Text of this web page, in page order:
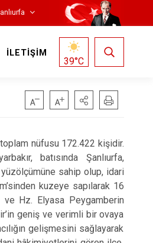
İLETİŞİM
39°C
nüfusu 172.422 kişidir.
batısında Şanlıurfa,
yüzölçümüne sahip olup, idari
kuzeye sapılarak 16
ve Hz. Elyasa Peygamberin
geniş ve verimli bir ovaya
gelişmesini sağlayarak